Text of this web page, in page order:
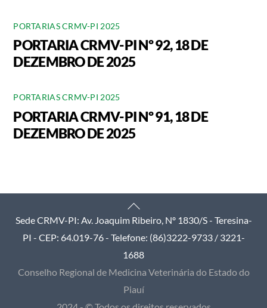
PORTARIAS CRMV-PI 2025
PORTARIA CRMV-PI Nº 92, 18 DE
DEZEMBRO DE 2025
PORTARIAS CRMV-PI 2025
PORTARIA CRMV-PI Nº 91, 18 DE
DEZEMBRO DE 2025
Back
To
Top
Sede CRMV-PI: Av. Joaquim Ribeiro, Nº 1830/S - Teresina-
PI - CEP: 64.019-76 - Telefone: (86)3222-9733 / 3221-
1688
Conselho Regional de Medicina Veterinária do Estado do
Piauí